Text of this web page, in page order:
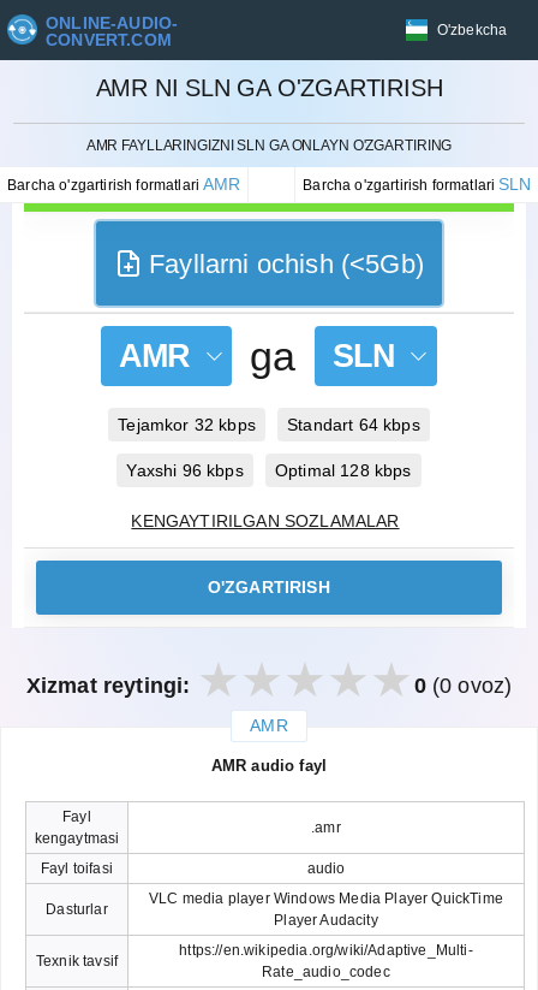
ONLINE-AUDIO-
CONVERT.COM
O'zbekcha
AMR NI SLN GA O'ZGARTIRISH
AMR FAYLLARINGIZNI SLN GA ONLAYN O'ZGARTIRING
Barcha o'zgartirish formatlariAMR Barcha o'zgartirish formatlari SLN
BEKOR QILISH
Fayllarni ochish (<5Gb)
AMR ga SLN
Tejamkor 32 kbps Standart 64 kbps
Yaxshi 96 kbps Optimal 128 kbps
KENGAYTIRILGAN SOZLAMALAR
O'ZGARTIRISH
Xizmat reytingi: 0(0 ovoz)
AMR
AMR audio fayl
Fayl
kengaytmasi
.amr
Fayl toifasi audio
Dasturlar
VLC media player Windows Media Player QuickTime
Player Audacity
Texnik tavsif
https://en.wikipedia.org/wiki/Adaptive_Multi-
Rate_audio_codec